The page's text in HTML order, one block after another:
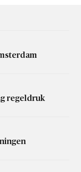
regeldruk